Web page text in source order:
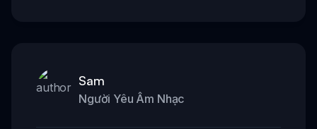
Sam
Người Yêu Âm Nhạc